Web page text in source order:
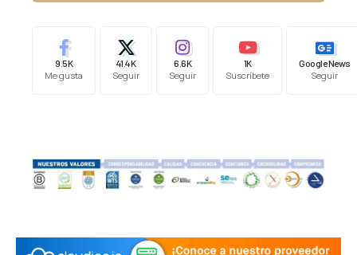
9.5K
Me gusta
41.4K
Seguir
6.6K
Seguir
1K
Suscríbete
Google News
Seguir